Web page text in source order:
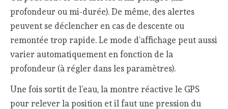
profondeur ou mi-durée). De même, des alertes
peuvent se déclencher en cas de descente ou
remontée trop rapide. Le mode d’affichage peut aussi
varier automatiquement en fonction de la
profondeur (à régler dans les paramètres).
Une fois sortit de l’eau, la montre réactive le GPS
pour relever la position et il faut une pression du